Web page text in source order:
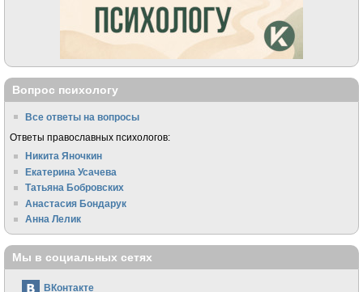
Вопрос психологу
Все ответы на вопросы
Ответы православных психологов:
Никита Яночкин
Екатерина Усачева
Татьяна Бобровских
Анастасия Бондарук
Анна Лелик
Мы в социальных сетях
ВКонтакте